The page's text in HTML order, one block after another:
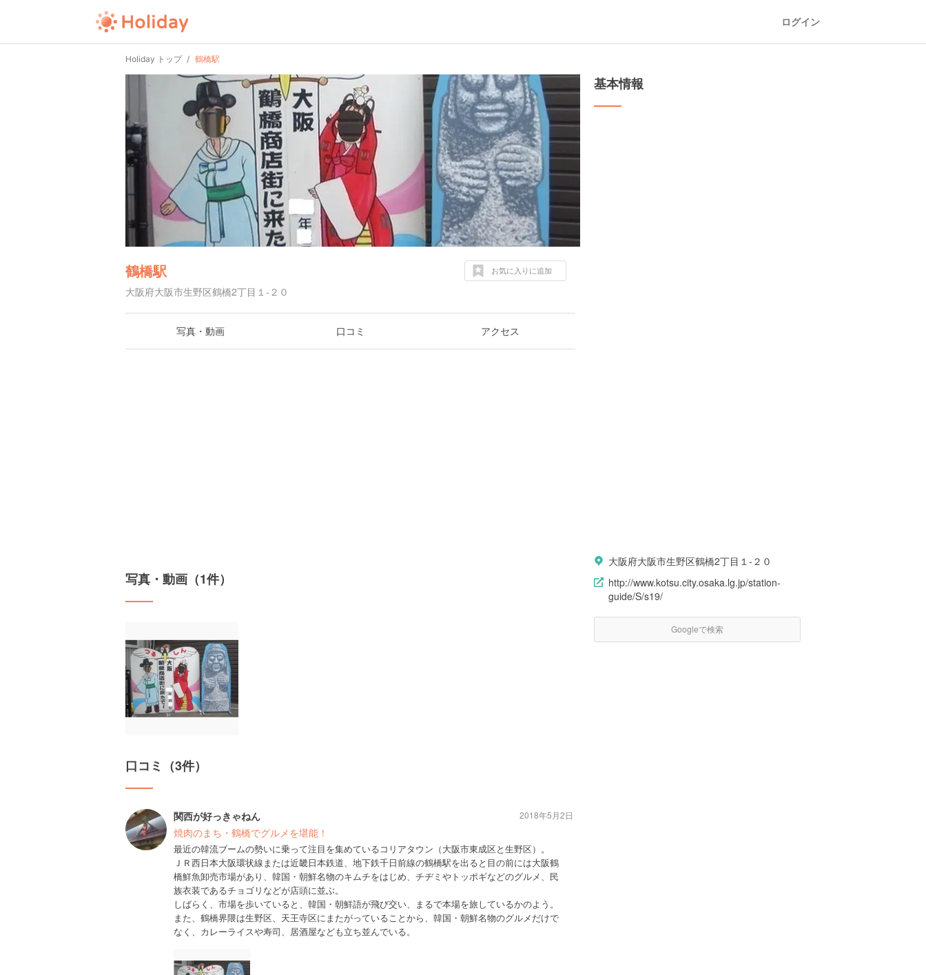
ログイン
Holiday トップ 鶴橋駅
鶴橋駅
大阪府大阪市生野区鶴橋2丁目１-２０
お気に入りに追加
写真・動画 口コミ アクセス
写真・動画（1件）
口コミ（3件）
関西が好っきゃねん
焼肉のまち・鶴橋でグルメを堪能！
最近の韓流ブームの勢いに乗って注目を集めているコリアタウン（大阪市東成区と生野区）。
ＪＲ西日本大阪環状線または近畿日本鉄道、地下鉄千日前線の鶴橋駅を出ると目の前には大阪鶴
橋鮮魚卸売市場があり、韓国・朝鮮名物のキムチをはじめ、チヂミやトッポギなどのグルメ、民
族衣装であるチョゴリなどが店頭に並ぶ。
しばらく、市場を歩いていると、韓国・朝鮮語が飛び交い、まるで本場を旅しているかのよう。
また、鶴橋界隈は生野区、天王寺区にまたがっていることから、韓国・朝鮮名物のグルメだけで
なく、カレーライスや寿司、居酒屋なども立ち並んでいる。
2018年5月2日
基本情報
大阪府大阪市生野区鶴橋2丁目１-２０
http://www.kotsu.city.osaka.lg.jp/station-
guide/S/s19/
Googleで検索